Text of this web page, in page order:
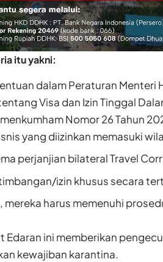
itu yakni:
dalam Peraturan Menteri
Visa dan Izin Tinggal
Nomor 26 Tahun
yang diizinkan memasuki
perjanjian bilateral Travel
izin khusus secara
mereka harus memenuhi
Edaran ini memberikan
kewajiban karantina.